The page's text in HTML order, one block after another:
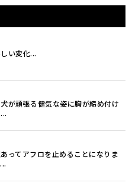
い変化...
が頑張る健気な姿に胸が締め付け
あってアフロを止めることになりま